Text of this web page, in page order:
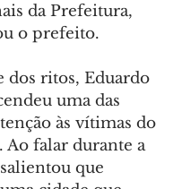
da Prefeitura,
o prefeito.
dos ritos, Eduardo
uma das
às vítimas do
Ao falar durante a
que